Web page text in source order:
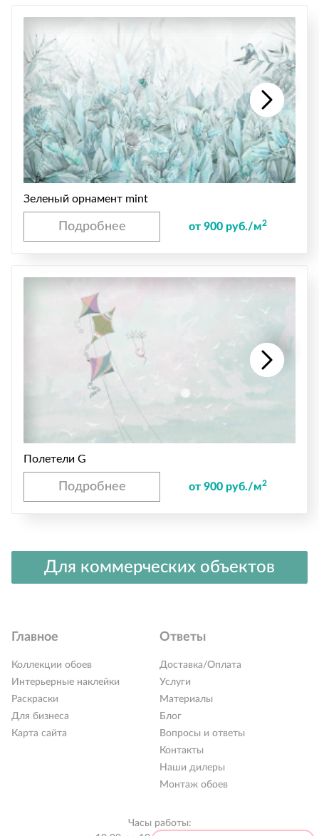
Зеленый орнамент mint
Подробнее от 900 руб./м2
Полетели G
Подробнее от 900 руб./м2
Для коммерческих объектов
Главное
Коллекции обоев
Интерьерные наклейки
Раскраски
Для бизнеса
Карта сайта
Ответы
Доставка/Оплата
Услуги
Материалы
Блог
Вопросы и ответы
Контакты
Наши дилеры
Монтаж обоев
Часы работы: